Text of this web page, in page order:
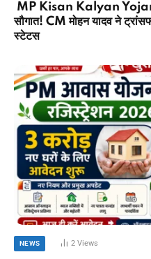
MP Kisan Kalyan
सौगात! CM मोहन यादव ने
स्टेटस
NEWS 2Views